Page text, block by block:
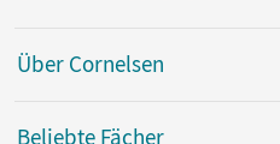
Über Cornelsen
Beliebte Fächer